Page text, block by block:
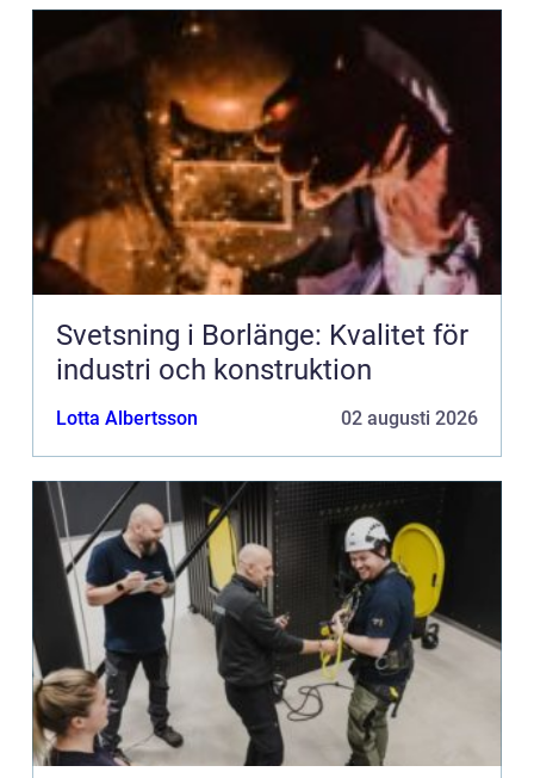
Svetsning i Borlänge: Kvalitet för
industri och konstruktion
Lotta Albertsson 02 augusti 2026